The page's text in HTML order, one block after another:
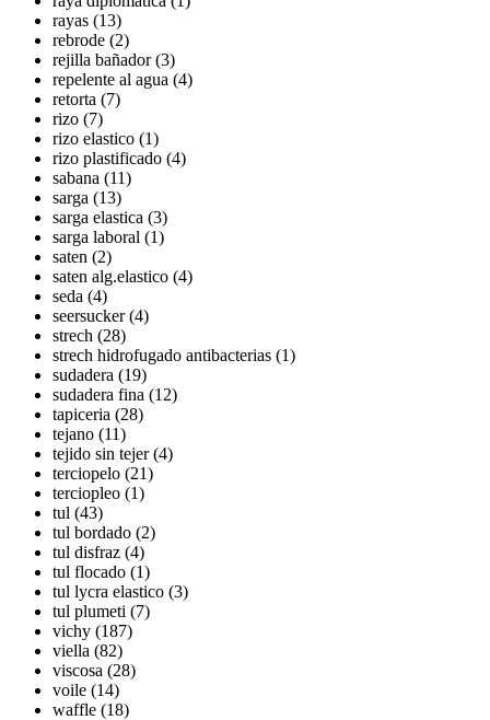
rayas (13)
rebrode (2)
rejilla bañador (3)
repelente al agua (4)
retorta (7)
rizo (7)
rizo elastico (1)
rizo plastificado (4)
sabana (11)
sarga (13)
sarga elastica (3)
sarga laboral (1)
saten (2)
saten alg.elastico (4)
seda (4)
seersucker (4)
strech (28)
strech hidrofugado antibacterias (1)
sudadera (19)
sudadera fina (12)
tapiceria (28)
tejano (11)
tejido sin tejer (4)
terciopelo (21)
terciopleo (1)
tul (43)
tul bordado (2)
tul disfraz (4)
tul flocado (1)
tul lycra elastico (3)
tul plumeti (7)
vichy (187)
viella (82)
viscosa (28)
voile (14)
waffle (18)